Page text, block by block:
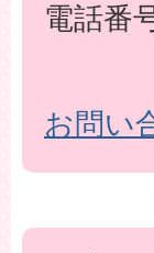
電話番
お問い